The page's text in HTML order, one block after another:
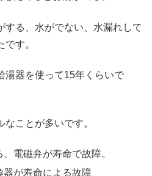
する、水がでない、水漏れして
す。
湯器を使って15年くらいで
ことが多いです。
電磁弁が寿命で故障。
器が寿命による故障